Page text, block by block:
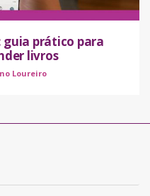
prático para
livros
Loureiro